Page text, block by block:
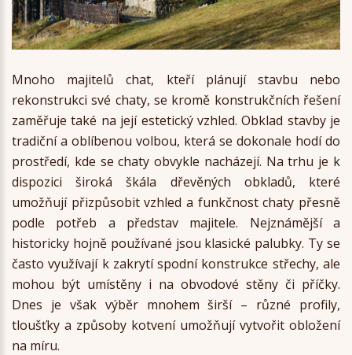
Mnoho majitelů chat, kteří plánují stavbu nebo
rekonstrukci své chaty, se kromě konstrukčních řešení
zaměřuje také na její estetický vzhled. Obklad stavby je
tradiční a oblíbenou volbou, která se dokonale hodí do
prostředí, kde se chaty obvykle nacházejí. Na trhu je k
dispozici široká škála dřevěných obkladů, které
umožňují přizpůsobit vzhled a funkčnost chaty přesně
podle potřeb a představ majitele. Nejznámější a
historicky hojně používané jsou klasické palubky. Ty se
často využívají k zakrytí spodní konstrukce střechy, ale
mohou být umístěny i na obvodové stěny či příčky.
Dnes je však výběr mnohem širší – různé profily,
tloušťky a způsoby kotvení umožňují vytvořit obložení
na míru.